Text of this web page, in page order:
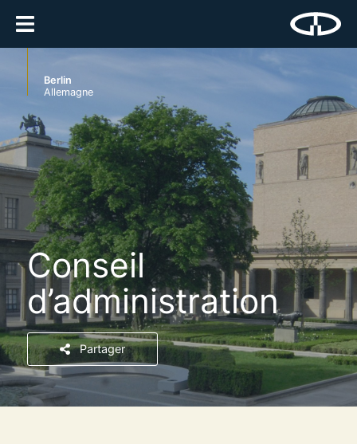
Berlin
Allemagne
Conseil
d’administration
Partager